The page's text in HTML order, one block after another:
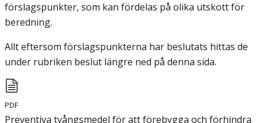
förslagspunkter, som kan fördelas på olika utskott för
beredning.
Allt eftersom förslagspunkterna har beslutats hittas de
under rubriken beslut längre ned på denna sida.
PDF
Preventiva tvångsmedel för att förebygga och förhindra